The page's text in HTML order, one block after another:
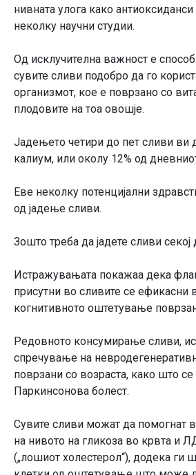
нивната улога како
неколку научни студии.
Од исклучителна важност е
сувите сливи подобро да го
организмот, кое е поврзано со
плодовите на тоа овошје.
Јадењето четири до пет сливи ви
калиум, или околу 12% од
Еве неколку потенцијални
од јадење сливи.
Зошто треба да јадете сливи секој
Истражувањата покажаа дека
присутни во сливите се ефикасни
когнитивното оштетување
Редовното консумирање сливи,
спречување на
поврзани со возраста, како што
Паркинсонова болест.
Сувите сливи можат да помогнат
на нивото на гликоза во крвта и
(„лошиот холестерол“), додека ги